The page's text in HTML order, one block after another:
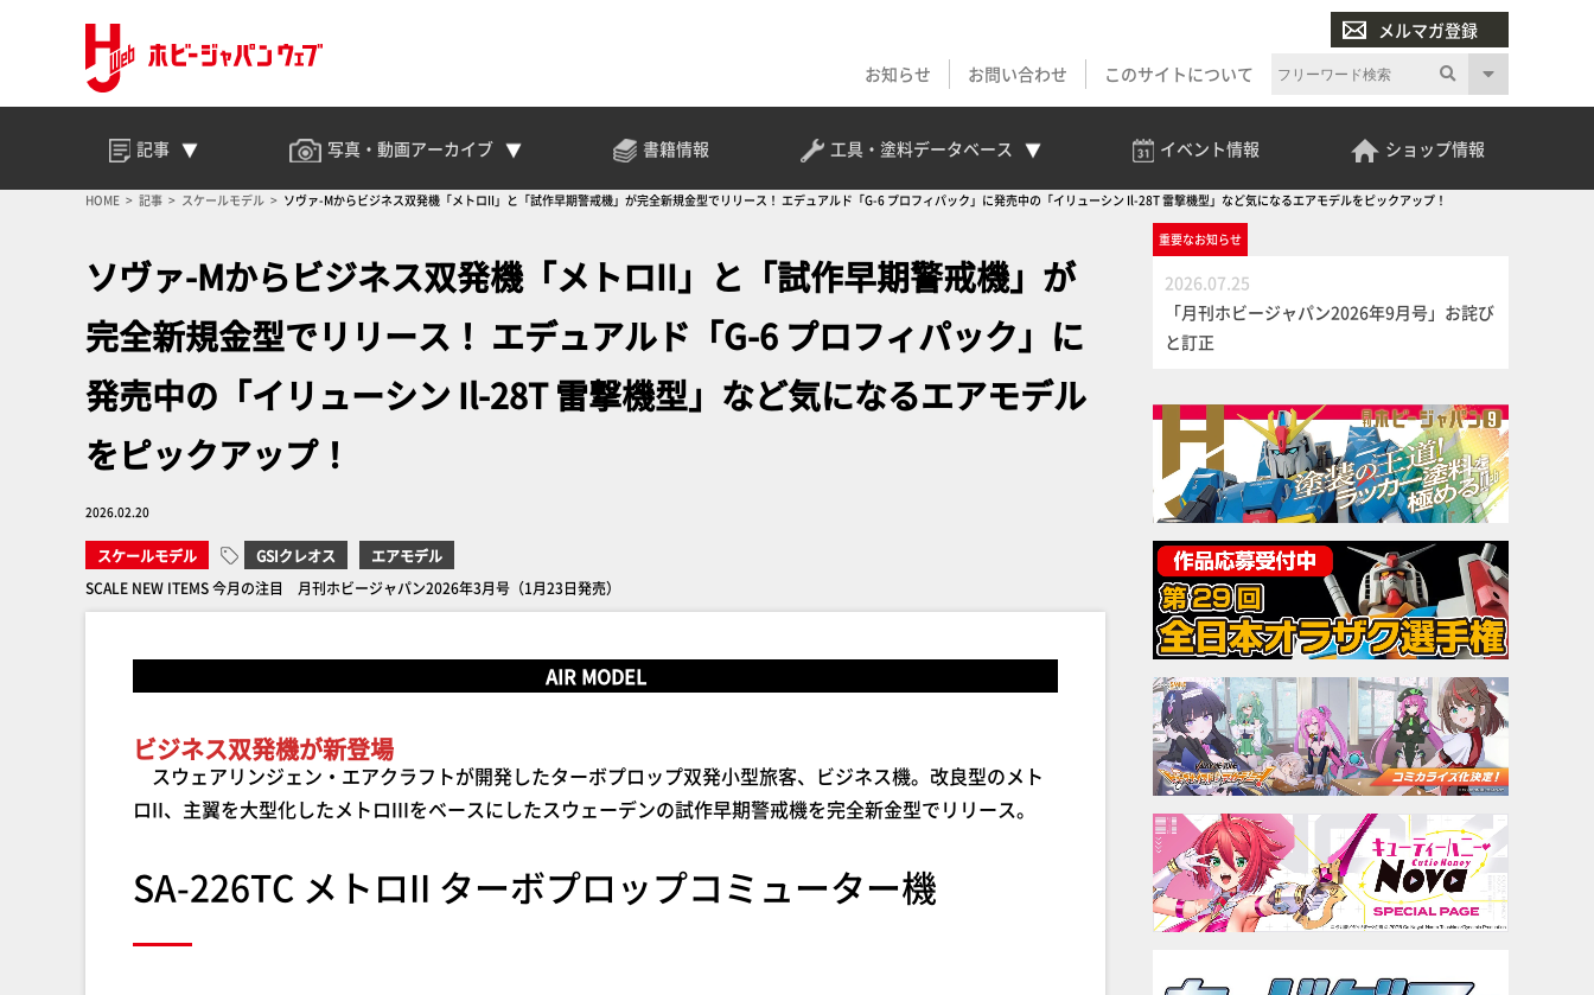
メルマガ登録
お知らせ
お問い合わせ このサイトについて
記事 写真・動画アーカイブ 書籍情報 工具・塗料データベース イベント情報 ショップ情報
HOME 記事 スケールモデル ソヴァ-Mからビジネス双発機「メトロII」と「試作早期警戒機」が完全新規金型でリリース！ エデュアルド「G-6 プロフィパック」に発売中の「イリューシン Il-28T 雷撃機型」など気になるエアモデルをピックアップ！
ソヴァ-Mからビジネス双発機「メトロII」と「試作早期警戒機」が
完全新規金型でリリース！ エデュアルド「G-6 プロフィパック」に
発売中の「イリューシン Il-28T 雷撃機型」など気になるエアモデル
をピックアップ！
2026.02.20
スケールモデル GSIクレオス
エアモデル
SCALE NEW ITEMS 今月の注目 月刊ホビージャパン2026年3月号（1月23日発売）
AIR MODEL
ビジネス双発機が新登場
スウェアリンジェン・エアクラフトが開発したターボプロップ双発小型旅客、ビジネス機。改良型のメト
ロII、主翼を大型化したメトロIIIをベースにしたスウェーデンの試作早期警戒機を完全新金型でリリース。
SA-226TC メトロII ターボプロップコミューター機
重要なお知らせ
2026.07.25
「月刊ホビージャパン2026年9月号」お詫び
と訂正